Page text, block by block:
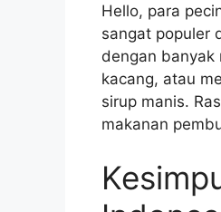
Hello, para
sangat populer
dengan banyak
kacang, atau
sirup manis.
makanan